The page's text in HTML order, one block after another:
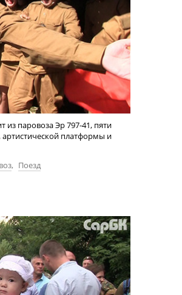
из паровоза Эр 797-41, пяти
платформы и
, Поезд